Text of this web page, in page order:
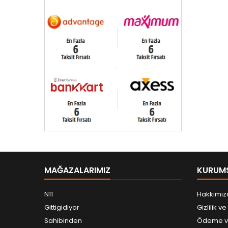
MAĞAZALARIMIZ
N11
Gittigidiyor
Sahibinden
Gizlilik
Ödeme